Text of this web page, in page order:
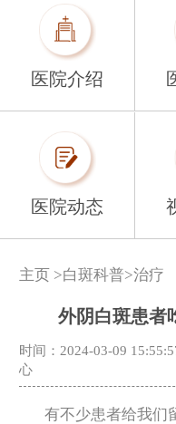
医院介绍
医院动态
主页 >白斑科普>治疗
外阴白斑患者
时间：2024-03-09
心
有不少患者给我们